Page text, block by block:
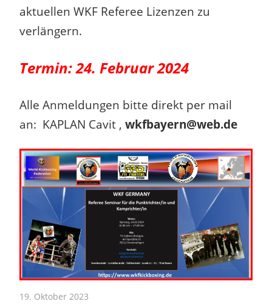
aktuellen WKF Referee Lizenzen zu
verlängern.
Termin: 24. Februar 2024
Alle Anmeldungen bitte direkt per mail
an: KAPLAN Cavit , wkfbayern@web.de
19. Oktober 2023